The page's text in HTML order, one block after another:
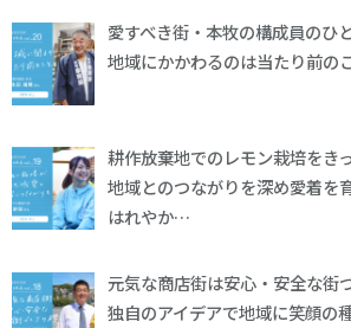
愛すべき街・本牧の構成員のひ
地域にかかわるのは当たり前の
耕作放棄地でのレモン栽培をき
地域とのつながりを深め愛着を
はれやか…
元気な商店街は安心・安全な街
独自のアイデアで地域に笑顔の